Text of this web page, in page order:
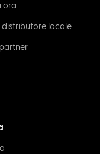
ora
distributore locale